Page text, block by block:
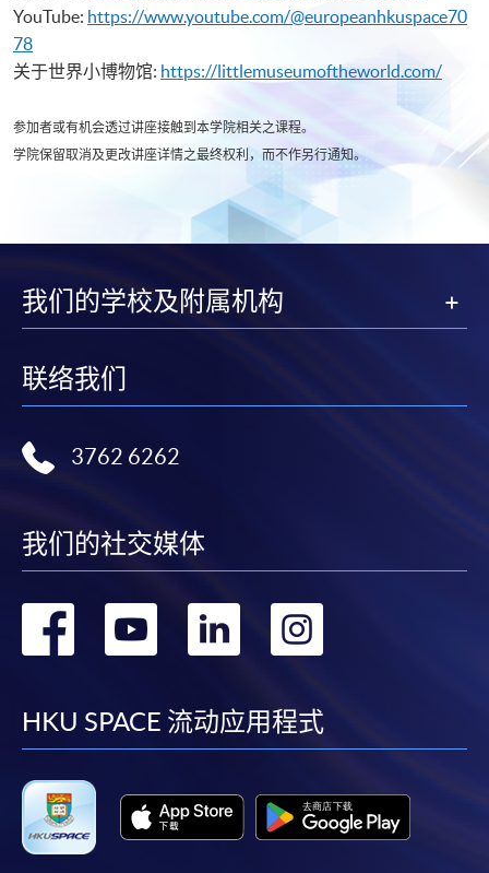
YouTube: https://www.youtube.com/@europeanhkuspace70
78
关于世界小博物馆: https://littlemuseumoftheworld.com/
参加者或有机会透过讲座接触到本学院相关之课程。
学院保留取消及更改讲座详情之最终权利，而不作另行通知。
我们的学校及附属机构
联络我们
3762 6262
我们的社交媒体
转
facebook
转
youtube
转
linkedin
HKU SPACE 流动应用程式